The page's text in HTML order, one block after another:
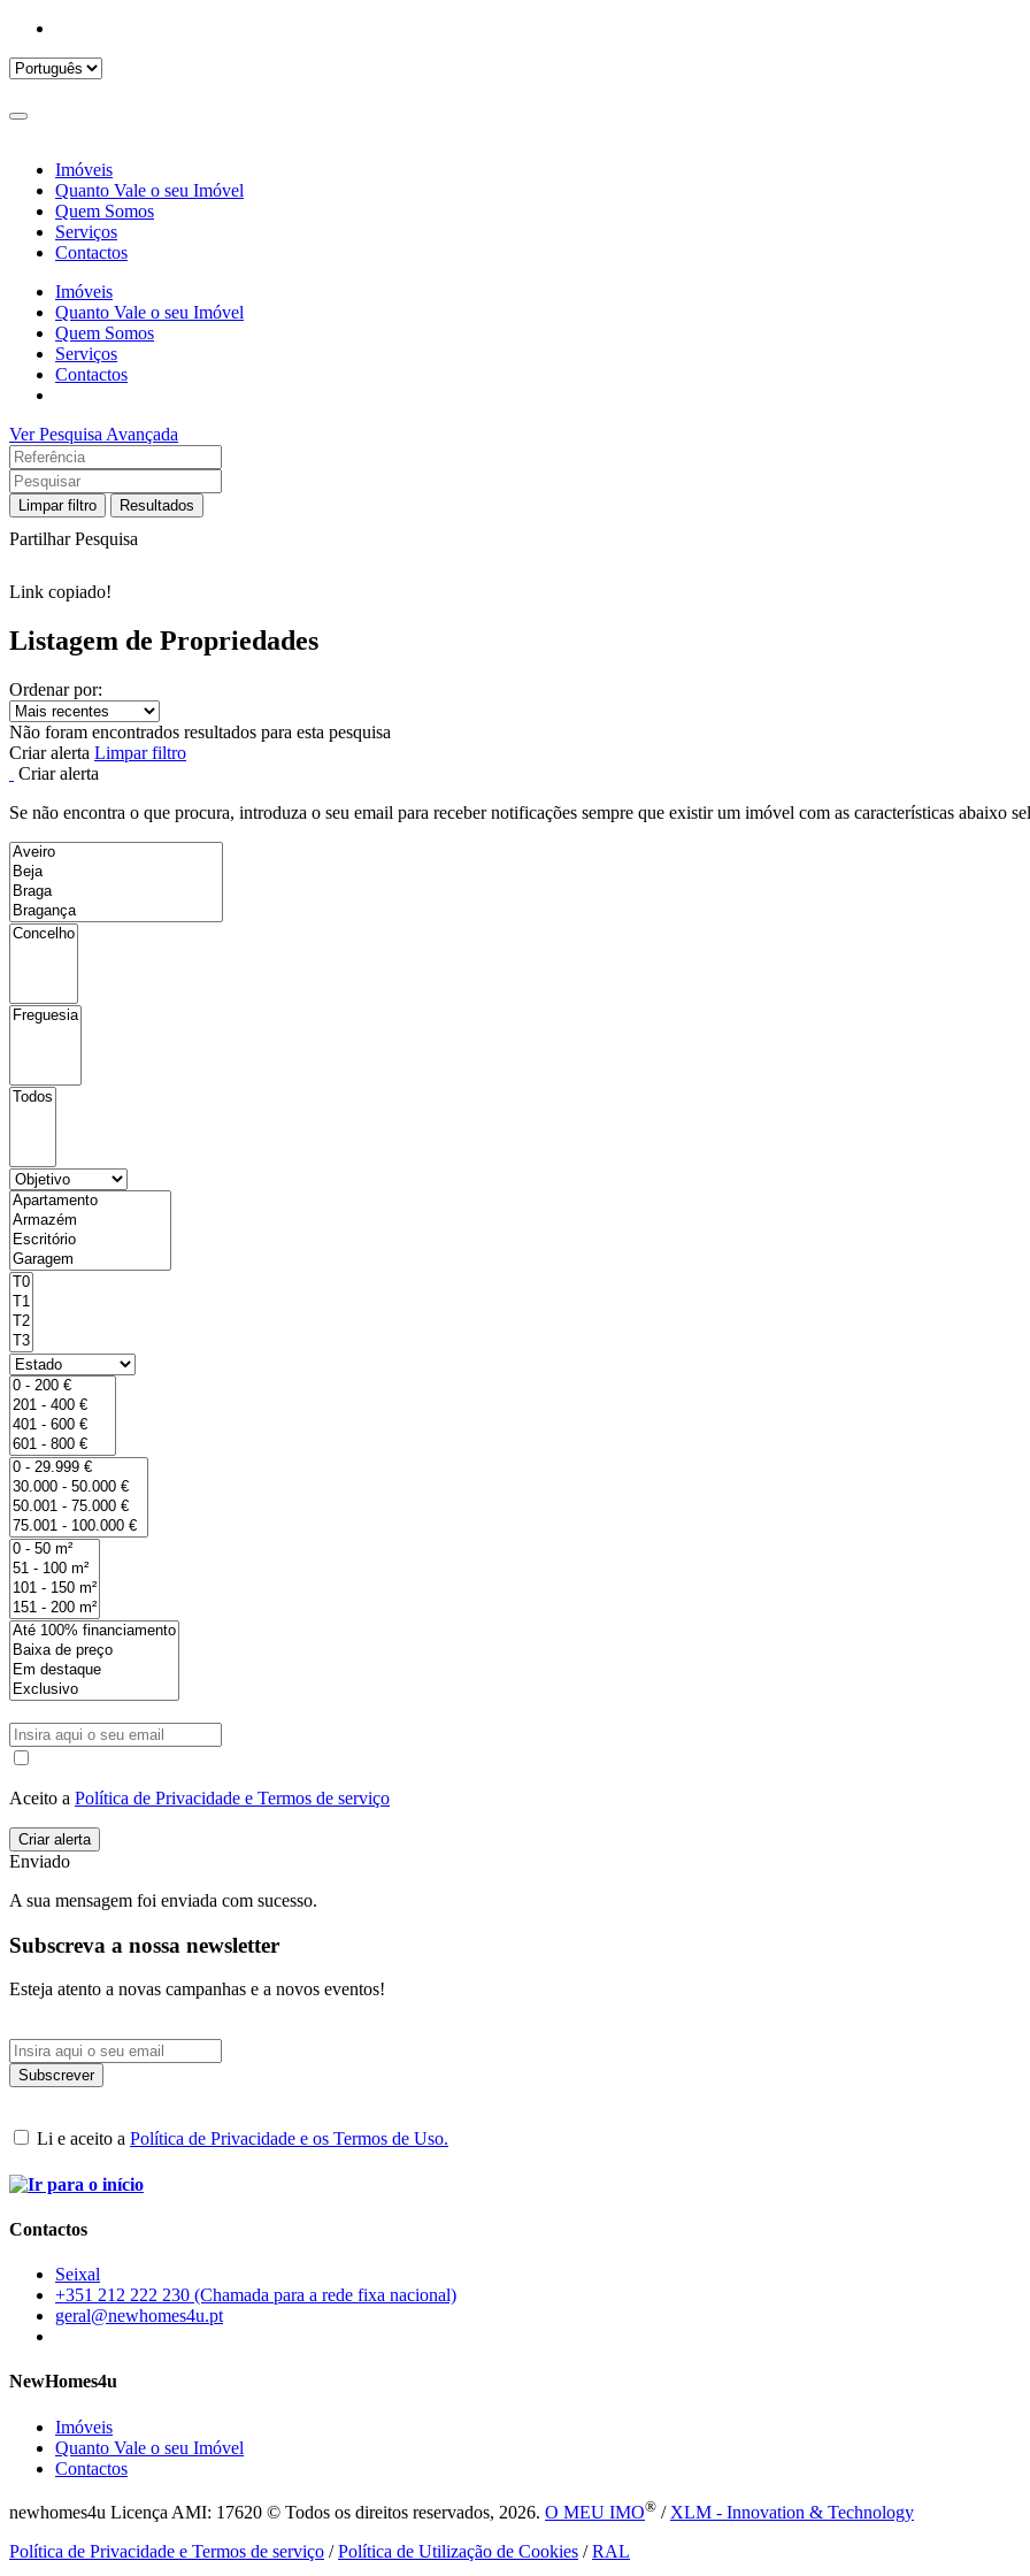
Imóveis
Quanto Vale o seu Imóvel
Quem Somos
Serviços
Contactos
Imóveis
Quanto Vale o seu Imóvel
Quem Somos
Serviços
Contactos
Ver Pesquisa Avançada
Limpar filtro Resultados
Partilhar Pesquisa
Link copiado!
Listagem de Propriedades
Ordenar por:
Não foram encontrados resultados para esta pesquisa
Criar alerta Limpar filtro
Criar alerta
Se não encontra o que procura, introduza o seu email para receber notificações sempre que existir um imóvel com as características abaixo
Aceito a Política de Privacidade e Termos de serviço
Enviado
A sua mensagem foi enviada com sucesso.
Subscreva a nossa newsletter
Esteja atento a novas campanhas e a novos eventos!
Li e aceito a Política de Privacidade e os Termos de Uso.
Contactos
Seixal
+351 212 222 230 (Chamada para a rede fixa nacional)
geral@newhomes4u.pt
NewHomes4u
Imóveis
Quanto Vale o seu Imóvel
Contactos
newhomes4u Licença AMI: 17620 © Todos os direitos reservados, 2026. O MEU IMO® / XLM - Innovation & Technology
Política de Privacidade e Termos de serviço /Política de Utilização de Cookies /RAL